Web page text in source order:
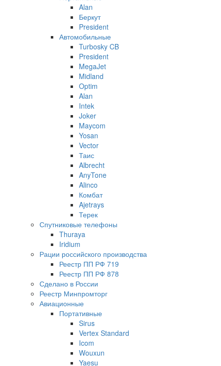
Alan
Беркут
President
Автомобильные
Turbosky CB
President
MegaJet
Midland
Optim
Alan
Intek
Joker
Maycom
Yosan
Vector
Таис
Albrecht
AnyTone
Alinco
Комбат
Ajetrays
Терек
Спутниковые телефоны
Thuraya
Iridium
Рации российского производства
Реестр ПП РФ 719
Реестр ПП РФ 878
Сделано в России
Реестр Минпромторг
Авиационные
Портативные
Sirus
Vertex Standard
Icom
Wouxun
Yaesu